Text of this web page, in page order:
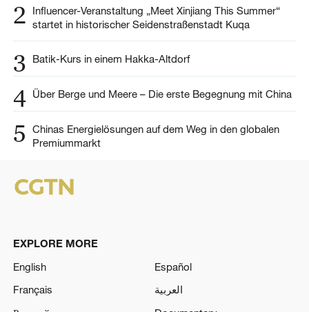
2
Influencer-Veranstaltung „Meet Xinjiang This Summer“
startet in historischer Seidenstraßenstadt Kuqa
3 Batik-Kurs in einem Hakka-Altdorf
4 Über Berge und Meere – Die erste Begegnung mit China
5
Chinas Energielösungen auf dem Weg in den globalen
Premiummarkt
EXPLORE MORE
English
Español
Français
العربية